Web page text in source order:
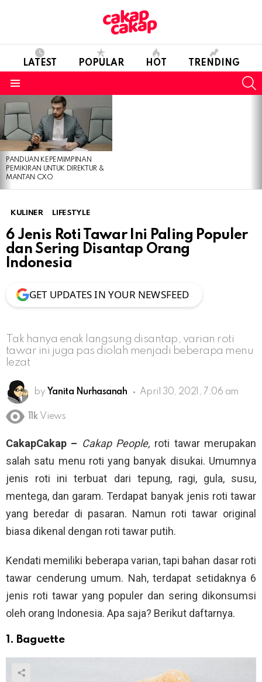
LATEST POPULAR HOT TRENDING
LATEST
STORIES
PANDUAN KEPEMIMPINAN
PEMIKIRAN UNTUK DIREKTUR &
MANTAN CXO
KULINER LIFESTYLE
6 Jenis Roti Tawar Ini Paling Populer
dan Sering Disantap Orang
Indonesia
GET UPDATES IN YOUR NEWSFEED
Tak hanya enak langsung disantap, varian roti
tawar ini juga pas diolah menjadi beberapa menu
lezat
by Yanita Nurhasanah April 30, 2021, 7:06 am
11k Views
CakapCakap – Cakap People, roti tawar merupakan
salah satu menu roti yang banyak disukai. Umumnya
jenis roti ini terbuat dari tepung, ragi, gula, susu,
mentega, dan garam. Terdapat banyak jenis roti tawar
yang beredar di pasaran. Namun roti tawar original
biasa dikenal dengan roti tawar putih.
Kendati memiliki beberapa varian, tapi bahan dasar roti
tawar cenderung umum. Nah, terdapat setidaknya 6
jenis roti tawar yang populer dan sering dikonsumsi
oleh orang Indonesia. Apa saja? Berikut daftarnya.
1. Baguette